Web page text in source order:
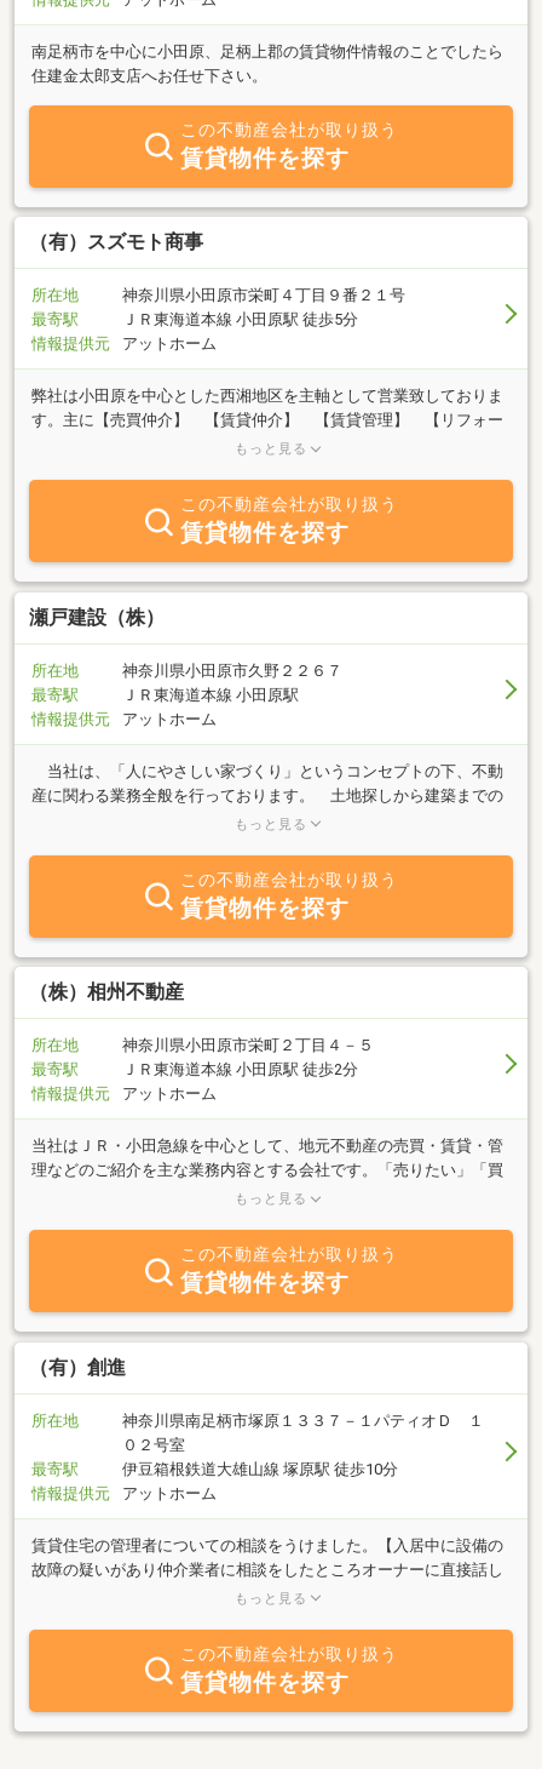
南足柄市を中心に小田原、足柄上郡の賃貸物件情報のことでしたら
住建金太郎支店へお任せ下さい。
この不動産会社が取り扱う
賃貸物件を探す
（有）スズモト商事
所在地
神奈川県小田原市栄町４丁目９番２１号
最寄駅
ＪＲ東海道本線 小田原駅 徒歩5分
情報提供元
アットホーム
弊社は小田原を中心とした西湘地区を主軸として営業致しておりま
す。主に【売買仲介】 【賃貸仲介】 【賃貸管理】 【リフォー
ム企画】 【資産活用提案】 【相続対策提案】 【現物投資物件
は何かを同じ目線に立って一緒に考えて参ります。不動産に関して
のご質問やご心配事がございましたら、どんな些細な事柄でもお気
兼ねなくお問い合わせください。お声掛け頂いたお客様に笑顔の数
が増えるように真心で対応させて頂きます。お客様との良いご縁が
あることを心よりお待ち申し上げております。
もっと見る
この不動産会社が取り扱う
賃貸物件を探す
瀬戸建設（株）
所在地
神奈川県小田原市久野２２６７
最寄駅
ＪＲ東海道本線 小田原駅
情報提供元
アットホーム
当社は、「人にやさしい家づくり」というコンセプトの下、不動
産に関わる業務全般を行っております。 土地探しから建築までの
トータルサポートは当然のことながら、賃貸物件の紹介、近年の時
ただいております。 不動産のプロフェッショナルとしての意識を
高く持ち、お客様の要望を満たすと共に、「健康」にも目を向けて
いきたいと思っております。 不動産に関する事柄は、瀬戸建設に
お任せ下さい。
もっと見る
この不動産会社が取り扱う
賃貸物件を探す
（株）相州不動産
所在地
神奈川県小田原市栄町２丁目４－５
最寄駅
ＪＲ東海道本線 小田原駅 徒歩2分
情報提供元
アットホーム
当社はＪＲ・小田急線を中心として、地元不動産の売買・賃貸・管
理などのご紹介を主な業務内容とする会社です。「売りたい」「買
いたい」「借りたい」ご希望の方 不動産に関する質問は何でもお
ーディーな対応を心掛けております。特に小田原エリアは是非、当
社へご相談下さい。
もっと見る
この不動産会社が取り扱う
賃貸物件を探す
（有）創進
所在地
神奈川県南足柄市塚原１３３７－１パティオＤ １
０２号室
最寄駅
伊豆箱根鉄道大雄山線 塚原駅 徒歩10分
情報提供元
アットホーム
賃貸住宅の管理者についての相談をうけました。【入居中に設備の
故障の疑いがあり仲介業者に相談をしたところオーナーに直接話し
てほしいといわれたのでオーナーに話したところ退去してくれと言
契約を結んだ際の仲介業者に相談する方がいしますが、仲介業者は
あくまでも物件を紹介して契約に結ぶまでが仕事で、入居してから
は「重要事項説明書」「契約書」に記載されている管理者に連絡す
ることになります。管理者とはオーナー又は管理会社のことを言い
ます。この内容を理解せずに入居されている方が少なくなく、トラ
もっと見る
この不動産会社が取り扱う
賃貸物件を探す